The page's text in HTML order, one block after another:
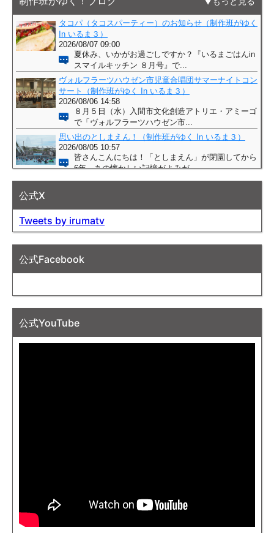
公式X
Tweets by irumatv
公式Facebook
公式YouTube